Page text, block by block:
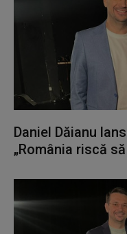
Daniel Dăianu
„România riscă